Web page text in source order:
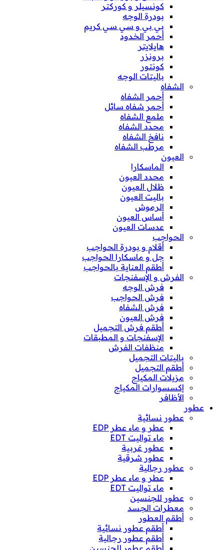
كونسيلر و كوركتر
بودرة الوجه
بي بي و سي سي كريم
أحمر الخدود
هايلايتر
برونزر
كونتور
باليتات الوجه
الشفاه
أحمر الشفاه
أحمر شفاه سائل
ملمع الشفاه
محدد الشفاه
نافخ الشفاه
مرطب الشفاه
العيون
الماسكارا
محدد العيون
ظلال العيون
باليت العيون
الرموش
أساس العيون
عدسات العيون
الحواجب
أقلام و بودرة الحواجب
جل و ماسكارا الحواجب
أطقم العناية بالحواجب
الفرش و الإسفنجات
فرش الوجه
فرش الحواجب
فرش الشفاه
فرش العيون
أطقم فرش التجميل
الإسفنجات و المطبقات
منظفات الفرش
باليتات التجميل
أطقم التجميل
مزيلات المكياج
إكسسوارات المكياج
الأظافر
عطور
عطور نسائية
عطر و ماء عطر EDP
ماء تواليت EDT
عطور غربية
عطور شرقية
عطور رجالية
عطر و ماء عطر EDP
ماء تواليت EDT
عطور للجنسين
معطرات الجسد
أطقم العطور
أطقم عطور نسائية
أطقم عطور رجالية
أطقم عطور للجنسين